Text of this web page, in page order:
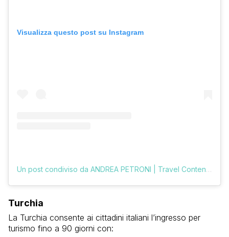
Visualizza questo post su Instagram
Un post condiviso da ANDREA PETRONI | Travel Content Creator (@vologratis)
Turchia
La Turchia consente ai cittadini italiani l’ingresso per
turismo fino a 90 giorni con: